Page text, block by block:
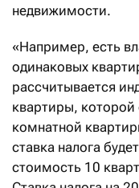
недвижимости.
«Например, есть
одинаковых
рассчитывается
квартиры,
комнатной
ставка налога
стоимость 10